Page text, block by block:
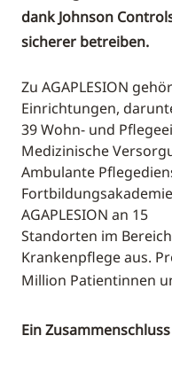
dank Johnson
sicherer betreiben.
Zu AGAPLESION
Einrichtungen,
39 Wohn- und
Medizinische
Ambulante
AGAPLESION an 15
Standorten im
Krankenpflege aus.
Million Patientinnen
Ein